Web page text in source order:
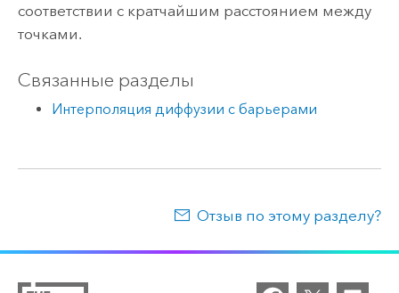
соответствии с кратчайшим расстоянием между
точками.
Связанные разделы
Интерполяция диффузии с барьерами
Отзыв по этому разделу?